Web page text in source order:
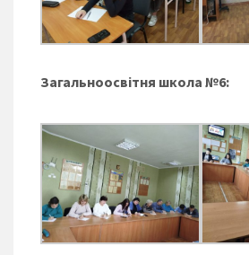
Загальноосвітня школа №6: